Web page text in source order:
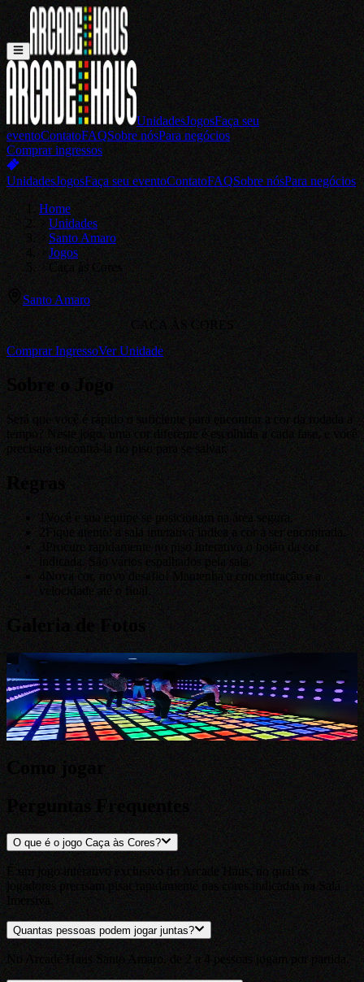
UnidadesJogosFaça seu
eventoContatoFAQSobre nósPara negócios
Comprar ingressos
UnidadesJogosFaça seu eventoContatoFAQSobre nósPara negócios
Home
Unidades
Santo Amaro
Jogos
Caça às Cores
Santo Amaro
CAÇA ÀS CORES
Comprar IngressoVer Unidade
Sobre o Jogo
Será que você é rápido o suficiente para encontrar a cor da rodada a
tempo? Neste jogo, uma cor diferente é escolhida a cada fase, e você
precisará encontrá-la no piso para se salvar.
Regras
Você e sua equipe se posicionam na área segura.
2 Fique atento: a sala interativa indica a cor a ser encontrada.
Procure rapidamente no piso interativo o botão da cor
indicada. São vários espalhados pela sala.
4 Nova cor, novo desafio! Mantenha a concentração e a
velocidade até o final.
Galeria de Fotos
Como jogar
Perguntas Frequentes
O que é o jogo Caça às Cores?
É um jogo interativo exclusivo do Arcade Haus, no qual os
jogadores precisam pisar rapidamente nas cores indicadas na Sala
Imersiva.
Quantas pessoas podem jogar juntas?
No Arcade Haus Santo Amaro, de 2 a 4 pessoas jogam por partida.